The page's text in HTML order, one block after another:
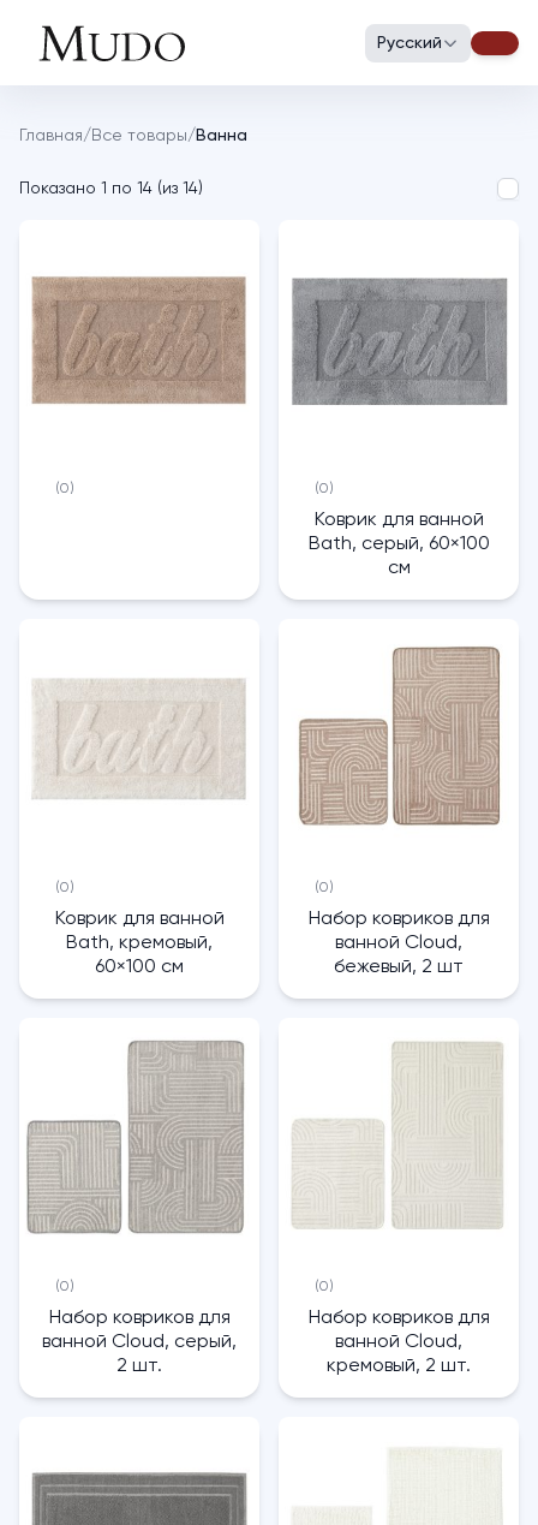
Русский
Главная/ Все товары/ Ванна
Показано 1 по 14 (из 14)
(0) (0)
Коврик для ванной
Bath, серый, 60×100
см
(0)
Коврик для ванной
Bath, кремовый,
60×100 см
(0)
Набор ковриков для
ванной Cloud,
бежевый, 2 шт
(0)
Набор ковриков для
ванной Cloud, серый,
2 шт.
(0)
Набор ковриков для
ванной Cloud,
кремовый, 2 шт.